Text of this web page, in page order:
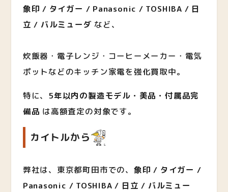
象印 / タイガー / Panasonic / TOSHIBA / 日
立 / バルミューダ など、
炊飯器・電子レンジ・コーヒーメーカー・電気
ポットなどのキッチン家電を強化買取中。
特に、 5年以内の製造モデル・美品・付属品完
備品 は高額査定の対象です。
カイトルから
弊社は、東京都町田市での、 象印 / タイガー /
Panasonic / TOSHIBA / 日立 / バルミュー